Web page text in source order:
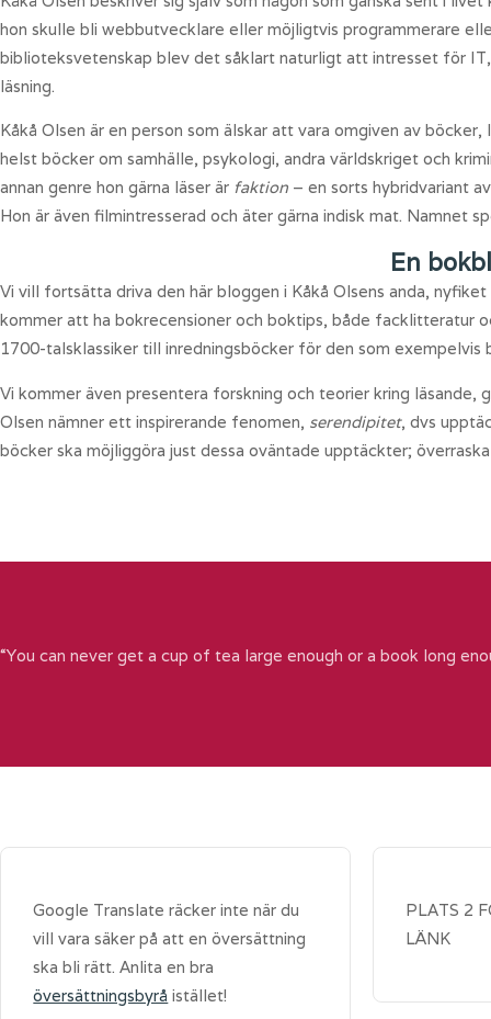
hon skulle bli webbutvecklare eller möjligtvis programmerare
biblioteksvetenskap blev det såklart naturligt att intresset för
läsning.
Kåkå Olsen är en person som älskar att vara omgiven av
helst böcker om samhälle, psykologi, andra världskriget och
annan genre hon gärna läser är faktion – en sorts hybridvariant
Hon är även filmintresserad och äter gärna indisk mat. Namnet
En
Vi vill fortsätta driva den här bloggen i Kåkå Olsens anda,
kommer att ha bokrecensioner och boktips, både facklitteratur
1700-talsklassiker till inredningsböcker för den som
Vi kommer även presentera forskning och teorier kring läsande,
Olsen nämner ett inspirerande fenomen, serendipitet, dvs
böcker ska möjliggöra just dessa oväntade upptäckter;
“You can never get a cup of tea large enough or a book long
Google Translate räcker inte när du
vill vara säker på att en översättning
ska bli rätt. Anlita en bra
översättningsbyrå istället!
PLATS 2
LÄNK